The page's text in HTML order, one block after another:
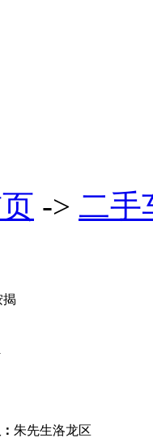
-> 二手
揭
朱先生洛龙区